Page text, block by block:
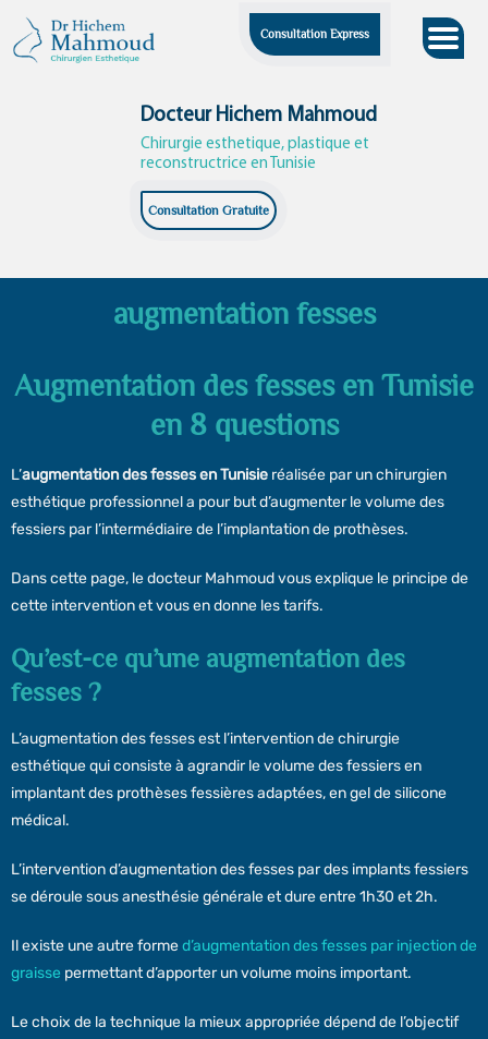
content
Consultation Express
Docteur Hichem Mahmoud
Chirurgie esthetique, plastique et
reconstructrice en Tunisie
Consultation Gratuite
augmentation fesses
Augmentation des fesses en Tunisie
en 8 questions
L’augmentation des fesses en Tunisie réalisée par un chirurgien
esthétique professionnel a pour but d’augmenter le volume des
fessiers par l’intermédiaire de l’implantation de prothèses.
Dans cette page, le docteur Mahmoud vous explique le principe de
cette intervention et vous en donne les tarifs.
Qu’est-ce qu’une augmentation des
fesses ?
L’augmentation des fesses est l’intervention de chirurgie
esthétique qui consiste à agrandir le volume des fessiers en
implantant des prothèses fessières adaptées, en gel de silicone
médical.
L’intervention d’augmentation des fesses par des implants fessiers
se déroule sous anesthésie générale et dure entre 1h30 et 2h.
Il existe une autre formed’augmentation des fesses par injection de
graisse permettant d’apporter un volume moins important.
Le choix de la technique la mieux appropriée dépend de l’objectif